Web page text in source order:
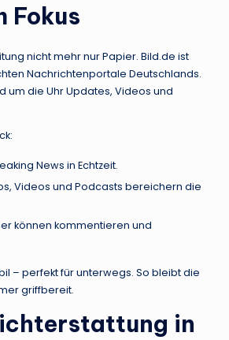
Fokus
nicht mehr nur Papier. Bild.de ist
Nachrichtenportale Deutschlands.
um die Uhr Updates, Videos und
News in Echtzeit.
Videos und Podcasts bereichern die
können kommentieren und
– perfekt für unterwegs. So bleibt die
griffbereit.
in